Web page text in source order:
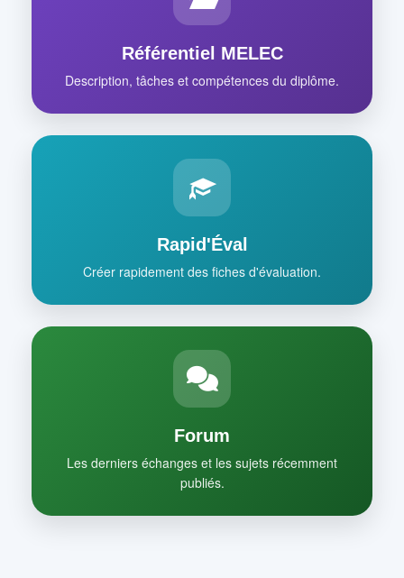
Référentiel MELEC
Description, tâches et compétences du diplôme.
Rapid'Éval
Créer rapidement des fiches d'évaluation.
Forum
Les derniers échanges et les sujets récemment
publiés.